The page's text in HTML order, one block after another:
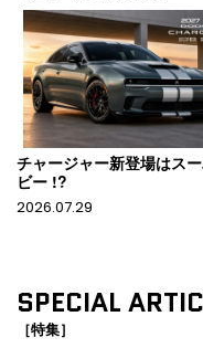
チャージャー新登場はス
ビー !?
2026.07.29
SPECIAL
［特集］